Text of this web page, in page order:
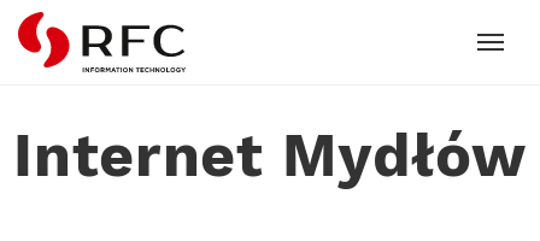
RFC
Internet Mydłów